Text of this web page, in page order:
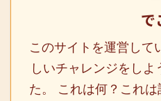
で
このサイトを運営して
しいチャレンジをし
た。 これは何？これ